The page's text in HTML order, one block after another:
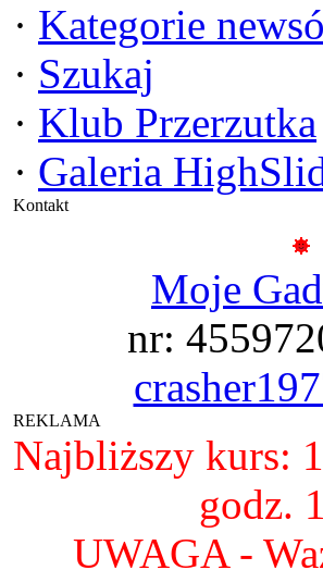
· Kategorie
· Szukaj
· Klub Przerzutka
· Galeria
Kontakt
Moje
nr:
REKLAMA
Najbliższy kurs:
godz.
UWAGA -